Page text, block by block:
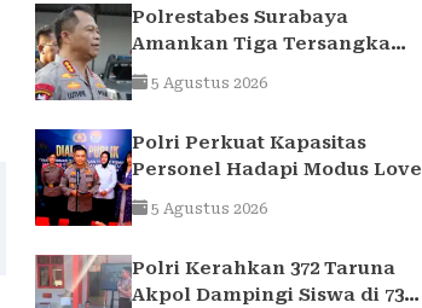
Polrestabes Surabaya
Amankan Tiga Tersangka
Serobot Ruko di Ngagel
5 Agustus 2026
Polri Perkuat Kapasitas
Personel Hadapi Modus Love
Scamming yang Kian
Kompleks
5 Agustus 2026
Polri Kerahkan 372 Taruna
Akpol Dampingi Siswa di 73